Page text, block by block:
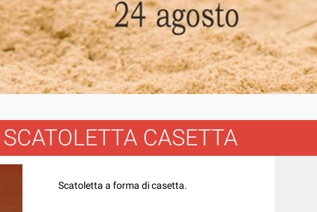
SCATOLETTA CASETTA
Scatoletta a forma di casetta.